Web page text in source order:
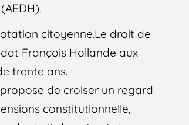
citoyenne.Le droit de
François Hollande aux
trente ans.
de croiser un regard
constitutionnelle,